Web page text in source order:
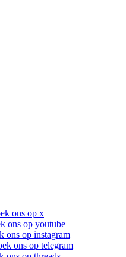
ons op x
ons op youtube
ons op instagram
ons op telegram